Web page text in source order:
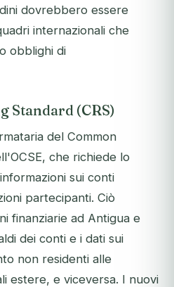
dovrebbero essere
internazionali che
obblighi di
Standard (CRS)
del Common
che richiede lo
sui conti
partecipanti. Ciò
finanziarie ad Antigua e
dei conti e i dati sui
non residenti alle
estere, e viceversa. I nuovi